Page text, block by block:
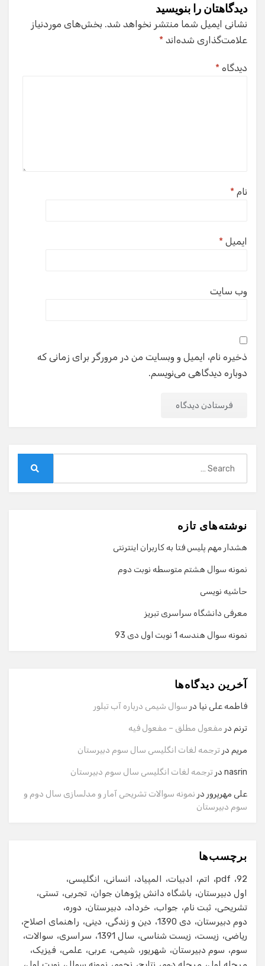
دیدگاهتان را بنویسید
نشانی ایمیل شما منتشر نخواهد شد. بخش‌های موردنیاز
علامت‌گذاری شده‌اند *
دیدگاه *
نام *
ایمیل *
وب‌ سایت
ذخیره نام، ایمیل و وبسایت من در مرورگر برای زمانی که
دوباره دیدگاهی می‌نویسم.
نوشته‌های تازه
هشدار مهم پلیس فتا به کاربران اینترنتی
نمونه سوال هشتم متوسطه نوبت دوم
حاشیه نویسی
معرفی دانشگاه سراسری تبریز
نمونه سوال هندسه 1 نوبت اول دی 93
آخرین دیدگاه‌ها
فاطمه علی نیا در سوال شیمی درباره آب تبلور
ترنم در مفعول مطلق – مفعول فیه
مریم در ترجمه لغات انگلیسی سال سوم دبیرستان
nasrin در ترجمه لغات انگلیسی سال سوم دبیرستان
علی مهرپرور در نمونه سوالات تشریحی آمار و مدلسازی سال دوم و
سوم دبیرستان
برچسب‌ها
92
pdf اتم ادبیات المپیاد انسانی
انگلیسی
اول دبیرستان
باشگاه دانش پژوهان جوان تجربی تستی
تشریحی ثبت نام جواب خرداد دبیرستان
دوره
دوم دبیرستان
دی 1390 دین و زندگی دینی
راهنمای اصلاح
ریاضی
زیست زیست شناسی سال 1391 سراسری
سوالات
سوم
سوم دبیرستان شهریور شیمی عربی علمی
فیزیک
گفت‌وگو با دستیار هوشمند
سلام! برای شروع گفت‌وگو لطفاً شماره تماس یا ایمیل خود را
وارد کنید.
ایمیل